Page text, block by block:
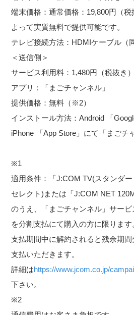
端末価格：通常価格：19,800円（
よって実質無料で提供可能です。
テレビ接続方法：HDMIケーブル（
＜送信側＞
サービス利用料：1,480円（税抜き
アプリ：「まごチャンネル」
提供価格：無料（※2）
インストール方法：Android 「
iPhone 「App Store」にて「まごチ
※1
適用条件：「J:COM TV(スタンダ
セレクト)または「J:COM NET
のうえ、「まごチャンネル」サー
を分割支払にて購入の方に限ります
支払期間中に解約されると残余期
支払いただきます。
詳細はhttps://www.jcom.co.jp/
下さい。
※2